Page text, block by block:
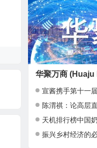
宣酱携手第十一届
陈渭祺：论高层直供
天机排行榜中国
振兴乡村经济的